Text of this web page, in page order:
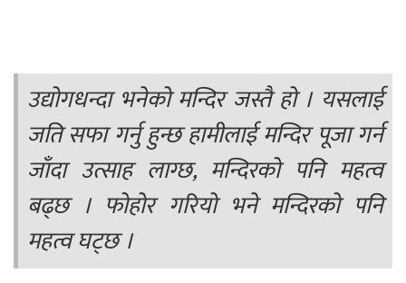
उद्योगधन्दा भनेको मन्दिर जस्तै हो । यसलाई
जति सफा गर्नु हुन्छ हामीलाई मन्दिर पूजा गर्न
जाँदा उत्साह लाग्छ, मन्दिरको पनि महत्व
बढ्छ । फोहोर गरियो भने मन्दिरको पनि
महत्व घट्छ ।